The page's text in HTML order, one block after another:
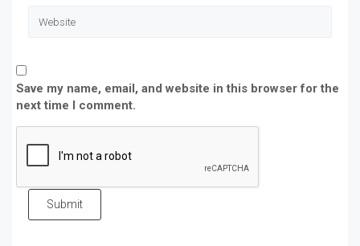
Save my name, email, and website in this browser for the
next time I comment.
Submit